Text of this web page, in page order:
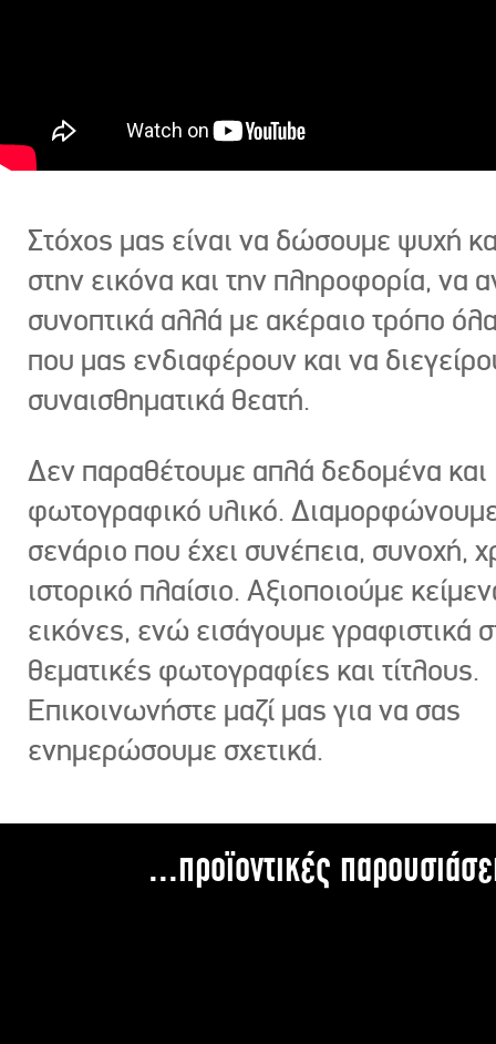
Στόχος μας είναι να δώσουμε ψυχή
στην εικόνα και την πληροφορία, να
συνοπτικά αλλά με ακέραιο τρόπο
που μας ενδιαφέρουν και να
συναισθηματικά θεατή.
Δεν παραθέτουμε απλά δεδομένα και
φωτογραφικό υλικό.
σενάριο που έχει συνέπεια, συνοχή,
ιστορικό πλαίσιο. Αξιοποιούμε
εικόνες, ενώ εισάγουμε γραφιστικά
θεματικές φωτογραφίες και τίτλους.
Επικοινωνήστε μαζί μας για να σας
ενημερώσουμε σχετικά.
...προϊοντικές